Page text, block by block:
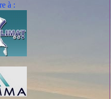
à :